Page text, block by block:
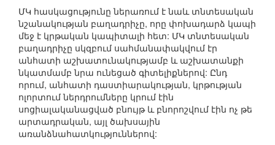
ՄԿ հասկացությունը ներառում է նաև տնտեսական
նշանակության բաղադրիչը, որը փոխադարձ կապի
մեջ է կրթական կապիտալի հետ: ՄԿ տնտեսական
բաղադրիչը սկզբում սահմանափակվում էր
անհատի աշխատունակությամբ և աշխատանքի
նկատմամբ նրա ունեցած գիտելիքներով: Ընդ
որում, անհատի դաստիարակության, կրթության
ոլորտում ներդրումները կրում էին
սոցիալականացված բնույթ և բնորոշվում էին ոչ թե
արտադրական, այլ ծախսային
առանձնահատկություններով: